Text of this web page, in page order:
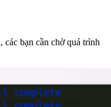
bạn cần chờ quá trình